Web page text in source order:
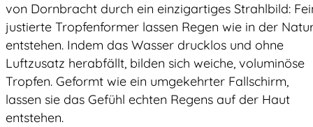
von Dornbracht durch ein einzigartiges Strahlbild:
justierte Tropfenformer lassen Regen wie in der
entstehen. Indem das Wasser drucklos und ohne
Luftzusatz herabfällt, bilden sich weiche, voluminöse
Tropfen. Geformt wie ein umgekehrter Fallschirm,
lassen sie das Gefühl echten Regens auf der Haut
entstehen.